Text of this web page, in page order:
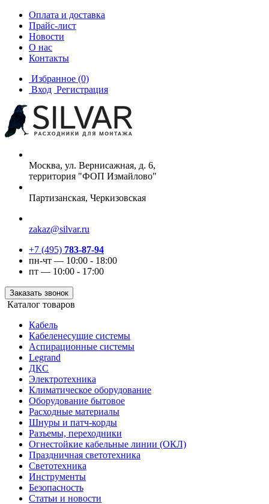
Оплата и доставка
Прайс-лист
Новости
О нас
Контакты
Избранное (0)
Вход Регистрация
Москва, ул. Вернисажная, д. 6,
территория "ФОП Измайлово"
Партизанская, Черкизовская
zakaz@silvar.ru
+7 (495) 783-87-94
пн-чт — 10:00 - 18:00
пт — 10:00 - 17:00
Заказать звонок
Каталог товаров
Кабель
Кабеленесущие системы
Аспирационные системы
Legrand
ДКС
Электротехника
Климатическое оборудование
Оборудование бытовое
Расходные материалы
Шнуры и патч-корды
Разъемы, переходники
Огнестойкие кабельные линии (ОКЛ)
Праздничная светотехника
Светотехника
Инструменты
Безопасность
Статьи и новости